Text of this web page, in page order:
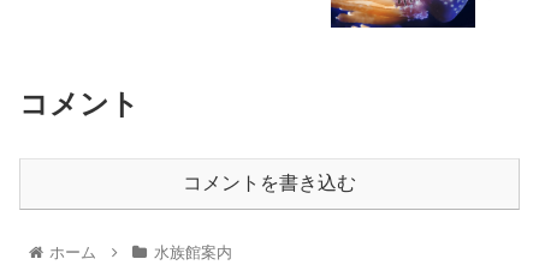
コメント
コメントを書き込む
ホーム 水族館案内